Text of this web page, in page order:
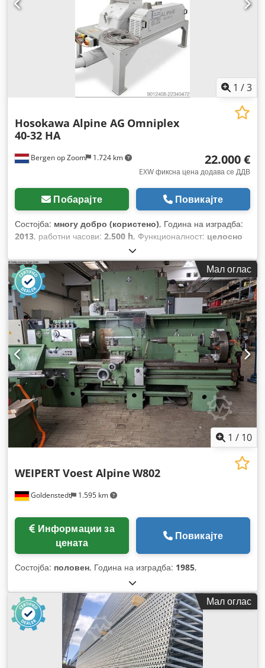
1 /3
Bergen op Zoom 1.724 km
Hosokawa Alpine AG Omniplex
40-32 HA
22.000 €
EXW фиксна цена додава се ДДВ
Побарајте Повикајте
Состојба: многу добро (користено), Година на изградба:
2013, работни часови: 2.500 h, Функционалност: целосно
, број на машина/возило:
1000, вкупна тежина:365 кг, дијаметар на роторот:400 мм,
ширина на роторот:320 мм, ширина на отворање:340 мм,
влезен напон:400 V , моќ: 22 kW (29,91 коњски сили),
Мал оглас
1 / 10
Goldenstedt 1.595 km
WEIPERT Voest Alpine W802
цената
Повикајте
Состојба: половен, Година на изградба: 1985,
Мал оглас